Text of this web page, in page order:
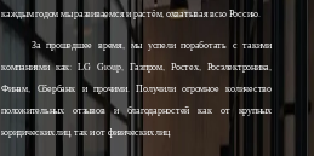
каждым годом мы развиваемся и растём, охватывая всю Россию.
За прошедшее время, мы успели поработать с такими
компаниями как: LG Group, Газпром, Ростех, Росэлектроника,
Финам, Сбербанк и прочими. Получили огромное количество
положительных отзывов и благодарностей как от крупных
юридических лиц, так и от физических лиц.